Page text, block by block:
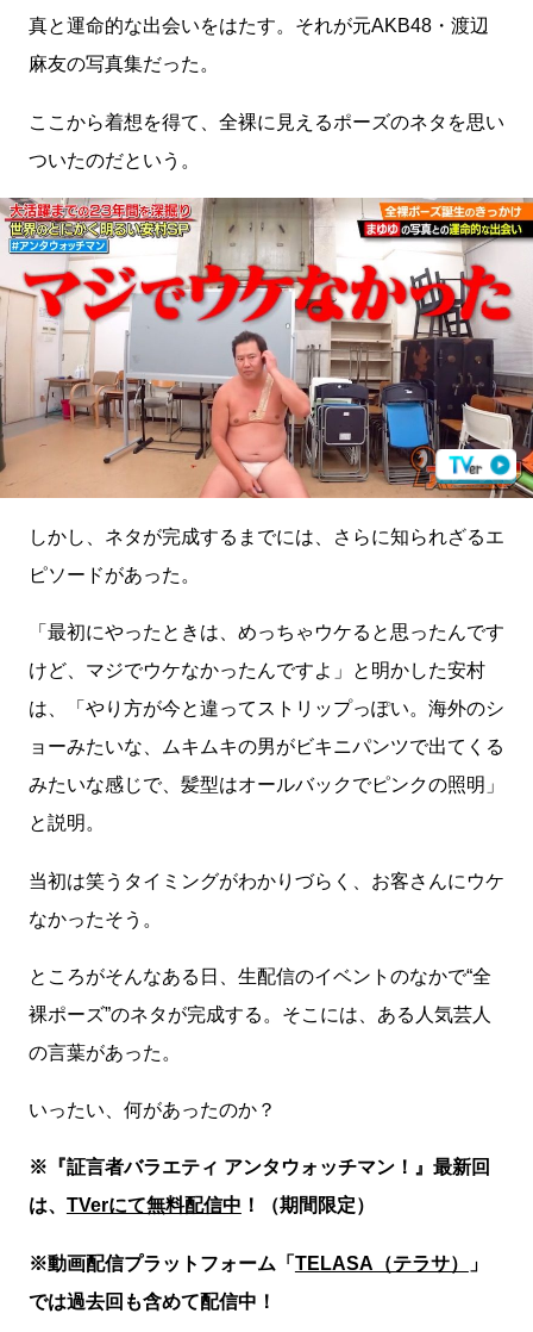
真と運命的な出会いをはたす。それが元AKB48・渡辺
麻友の写真集だった。
ここから着想を得て、全裸に見えるポーズのネタを思い
ついたのだという。
しかし、ネタが完成するまでには、さらに知られざるエ
ピソードがあった。
「最初にやったときは、めっちゃウケると思ったんです
けど、マジでウケなかったんですよ」と明かした安村
は、「やり方が今と違ってストリップっぽい。海外のシ
ョーみたいな、ムキムキの男がビキニパンツで出てくる
みたいな感じで、髪型はオールバックでピンクの照明」
と説明。
当初は笑うタイミングがわかりづらく、お客さんにウケ
なかったそう。
ところがそんなある日、生配信のイベントのなかで“全
裸ポーズ”のネタが完成する。そこには、ある人気芸人
の言葉があった。
いったい、何があったのか？
※『証言者バラエティ アンタウォッチマン！』最新回
は、 TVerにて無料配信中 ！（期間限定）
※動画配信プラットフォーム「TELASA（テラサ）
」
では過去回も含めて配信中！